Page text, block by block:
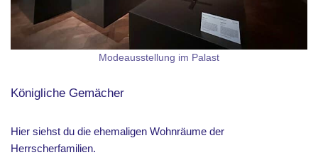
Modeausstellung im Palast
Königliche Gemächer
Hier siehst du die ehemaligen Wohnräume der
Herrscherfamilien.